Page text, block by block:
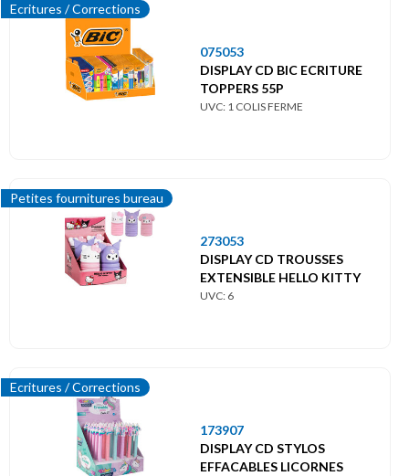
Ecritures / Corrections
075053
DISPLAY CD BIC ECRITURE
TOPPERS 55P
UVC: 1 COLIS FERME
Petites fournitures bureau
273053
DISPLAY CD TROUSSES
EXTENSIBLE HELLO KITTY
UVC: 6
Ecritures / Corrections
173907
DISPLAY CD STYLOS
EFFACABLES LICORNES